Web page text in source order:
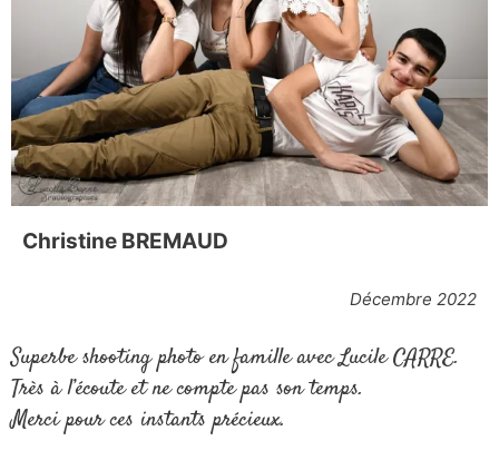
Christine BREMAUD
Décembre 2022
Superbe shooting photo en famille avec Lucile CARRE.
Très à l’écoute et ne compte pas son temps.
Merci pour ces instants précieux.